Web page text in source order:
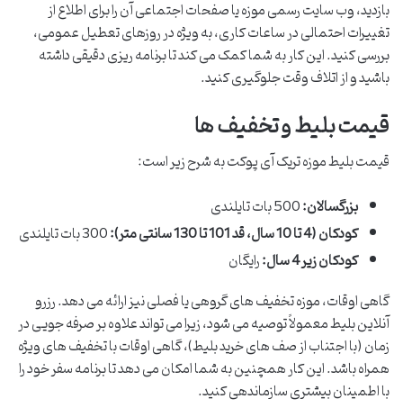
بازدید، وب سایت رسمی موزه یا صفحات اجتماعی آن را برای اطلاع از
تغییرات احتمالی در ساعات کاری، به ویژه در روزهای تعطیل عمومی،
بررسی کنید. این کار به شما کمک می کند تا برنامه ریزی دقیقی داشته
باشید و از اتلاف وقت جلوگیری کنید.
قیمت بلیط و تخفیف ها
قیمت بلیط موزه تریک آی پوکت به شرح زیر است:
بزرگسالان:
کودکان (4 تا 10 سال، قد 101 تا 130 سانتی متر):
کودکان زیر 4 سال:
رایگان
گاهی اوقات، موزه تخفیف های گروهی یا فصلی نیز ارائه می دهد. رزرو
آنلاین بلیط معمولاً توصیه می شود، زیرا می تواند علاوه بر صرفه جویی در
زمان (با اجتناب از صف های خرید بلیط)، گاهی اوقات با تخفیف های ویژه
همراه باشد. این کار همچنین به شما امکان می دهد تا برنامه سفر خود را
با اطمینان بیشتری سازماندهی کنید.